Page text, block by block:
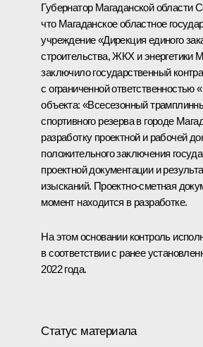
Губернатор Магаданской области
что Магаданское областное
учреждение «Дирекция единого
строительства, ЖКХ и энергетики
заключило государственный
с ограниченной ответственностью
объекта: «Всесезонный
спортивного резерва в городе
разработку проектной и рабочей
положительного заключения
проектной документации и
изысканий. Проектно-сметная
момент находится в разработке.
На этом основании контроль
в соответствии с ранее
2022 года.
Статус материала